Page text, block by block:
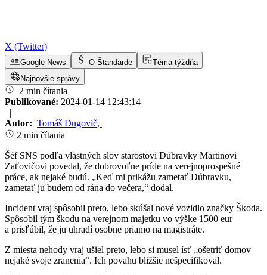
X (Twitter)
Google News O Štandarde
Téma týždňa
Najnovšie správy
2 min čítania
Publikované: 2024-01-14 12:43:14
|
Autor: Tomáš Dugovič,
2 min čítania
Šéf SNS podľa vlastných slov starostovi Dúbravky Martinovi
Zaťovičovi povedal, že dobrovoľne príde na verejnoprospešné
práce, ak nejaké budú. „Keď mi prikážu zametať Dúbravku,
zametať ju budem od rána do večera,“ dodal.
Incident vraj spôsobil preto, lebo skúšal nové vozidlo značky Škoda.
Spôsobil tým škodu na verejnom majetku vo výške 1500 eur
a prisľúbil, že ju uhradí osobne priamo na magistráte.
Z miesta nehody vraj ušiel preto, lebo si musel ísť „ošetriť domov
nejaké svoje zranenia“. Ich povahu bližšie nešpecifikoval.